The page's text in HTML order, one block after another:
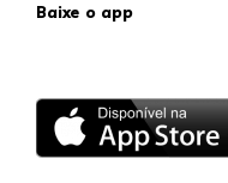
Baixe o app